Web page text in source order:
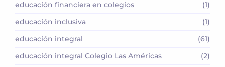
educación financiera en colegios
(1)
educación inclusiva
(1)
educación integral
(61)
educación integral Colegio Las Américas
(2)